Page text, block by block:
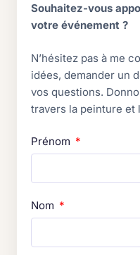
Souhaitez-vous
votre événement ?
N’hésitez pas à me
idées, demander un
vos questions.
travers la peinture et
Prénom
Nom